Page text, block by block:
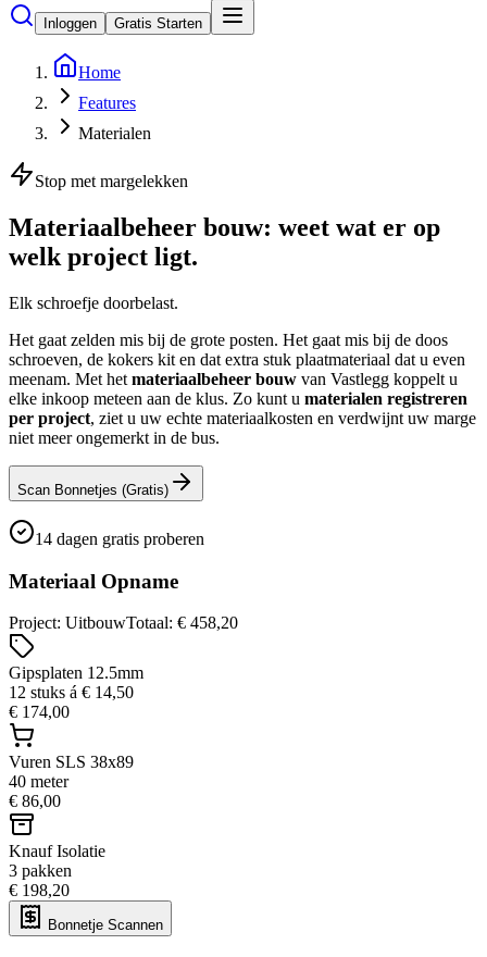
Inloggen Gratis Starten
Home
Features
Materialen
Stop met margelekken
Materiaalbeheer bouw: weet wat er op
welk project ligt.
Elk schroefje doorbelast.
Het gaat zelden mis bij de grote posten. Het gaat mis bij de doos
schroeven, de kokers kit en dat extra stuk plaatmateriaal dat u even
meenam. Met het materiaalbeheer bouw van Vastlegg koppelt u
elke inkoop meteen aan de klus. Zo kunt u materialen registreren
per project, ziet u uw echte materiaalkosten en verdwijnt uw marge
niet meer ongemerkt in de bus.
Scan Bonnetjes (Gratis)
14 dagen gratis proberen
Materiaal Opname
Project: UitbouwTotaal: € 458,20
Gipsplaten 12.5mm
12 stuks á € 14,50
€ 174,00
Vuren SLS 38x89
40 meter
€ 86,00
Knauf Isolatie
3 pakken
€ 198,20
Bonnetje Scannen